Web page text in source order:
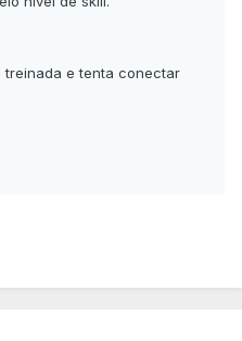
treinada e tenta conectar